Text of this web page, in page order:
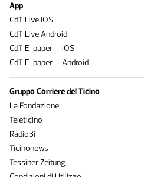
App
CdT Live iOS
CdT Live Android
CdT E-paper – iOS
CdT E-paper – Android
Gruppo Corriere del Ticino
La Fondazione
Teleticino
Radio3i
Ticinonews
Tessiner Zeitung